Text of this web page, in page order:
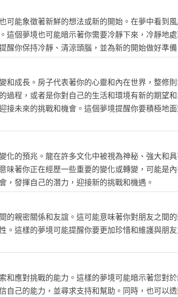
可能象徵著新鮮的想法或新的開始。在夢中看到
這個夢境也可能暗示著你需要冷靜下來，冷靜地
醒你保持冷靜、清涼頭腦，並為新的開始做好準備
和成長。房子代表著你的心靈和內在世界，整修
過程，或者是你對自己的生活和環境有新的期望
接未來的挑戰和機會。這個夢境提醒你要積極地
化的預兆。龍在許多文化中被視為神秘、強大和
味著你正在經歷一些重要的變化或轉變，可能是
，發揮自己的潛力，迎接新的挑戰和機遇。
的親密關係和友誼。這可能意味著你對朋友之間
。這樣的夢境可能提醒你要更加珍惜和維護與朋
和應對挑戰的能力。這樣的夢境可能暗示著您對
自己的能力，並尋求支持和幫助。同時，也可以